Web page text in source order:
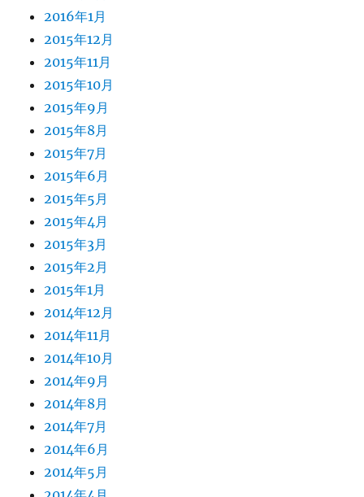
2016年1月
2015年12月
2015年11月
2015年10月
2015年9月
2015年8月
2015年7月
2015年6月
2015年5月
2015年4月
2015年3月
2015年2月
2015年1月
2014年12月
2014年11月
2014年10月
2014年9月
2014年8月
2014年7月
2014年6月
2014年5月